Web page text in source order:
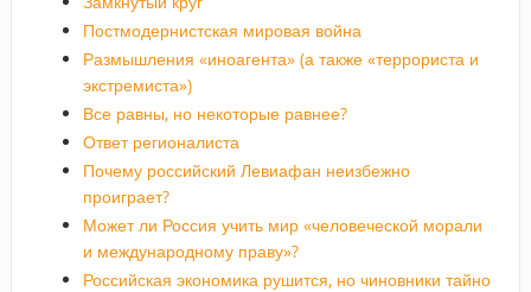
Постмодернистская мировая война
Размышления «иноагента» (а также «террориста и
экстремиста»)
Все равны, но некоторые равнее?
Ответ регионалиста
Почему российский Левиафан неизбежно
проиграет?
Может ли Россия учить мир «человеческой морали
и международному праву»?
Российская экономика рушится, но чиновники тайно